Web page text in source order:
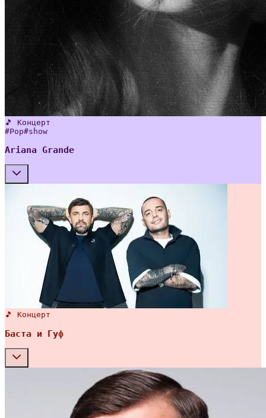
🎵 Концерт
#Pop#show
Ariana Grande
🎵 Концерт
Баста и Гуф